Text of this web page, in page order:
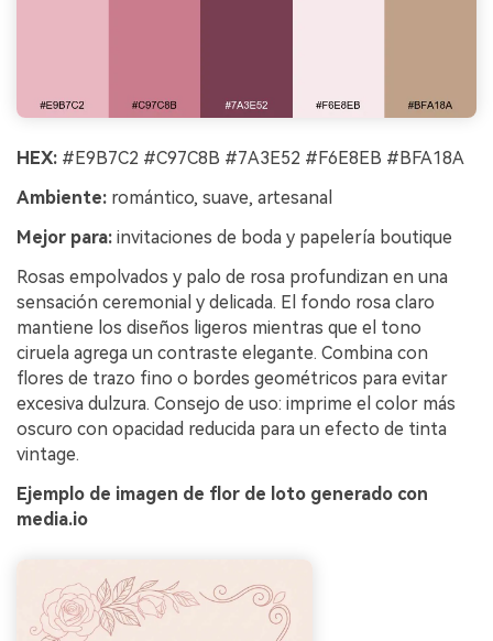
HEX: #E9B7C2 #C97C8B #7A3E52 #F6E8EB #BFA18A
Ambiente: romántico, suave, artesanal
Mejor para: invitaciones de boda y papelería boutique
Rosas empolvados y palo de rosa profundizan en una
sensación ceremonial y delicada. El fondo rosa claro
mantiene los diseños ligeros mientras que el tono
ciruela agrega un contraste elegante. Combina con
flores de trazo fino o bordes geométricos para evitar
excesiva dulzura. Consejo de uso: imprime el color más
oscuro con opacidad reducida para un efecto de tinta
vintage.
Ejemplo de imagen de flor de loto generado con
media.io